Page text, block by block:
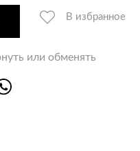
В избранное
или обменять